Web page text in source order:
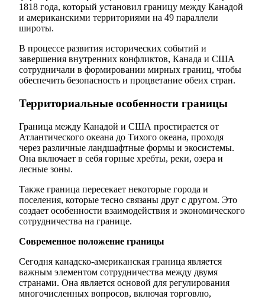
1818 года, который установил границу между Канадой
и американскими территориями на 49 параллели
широты.
В процессе развития исторических событий и
завершения внутренних конфликтов, Канада и США
сотрудничали в формировании мирных границ, чтобы
обеспечить безопасность и процветание обеих стран.
Территориальные особенности границы
Граница между Канадой и США простирается от
Атлантического океана до Тихого океана, проходя
через различные ландшафтные формы и экосистемы.
Она включает в себя горные хребты, реки, озера и
лесные зоны.
Также граница пересекает некоторые города и
поселения, которые тесно связаны друг с другом. Это
создает особенности взаимодействия и экономического
сотрудничества на границе.
Современное положение границы
Сегодня канадско-американская граница является
важным элементом сотрудничества между двумя
странами. Она является основой для регулирования
многочисленных вопросов, включая торговлю,